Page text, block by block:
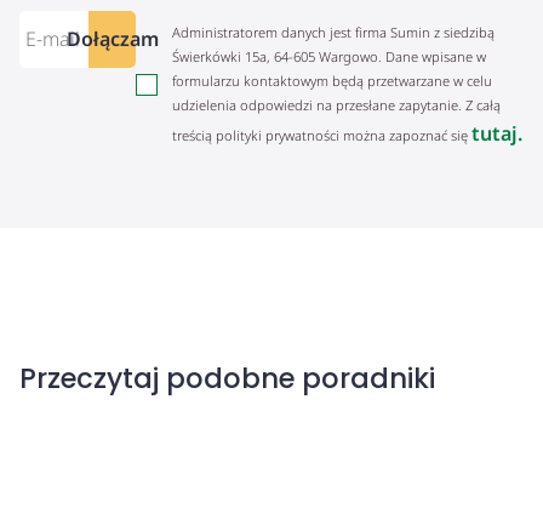
Dołączam
Administratorem danych jest firma Sumin z siedzibą
Świerkówki 15a, 64-605 Wargowo. Dane wpisane w
formularzu kontaktowym będą przetwarzane w celu
udzielenia odpowiedzi na przesłane zapytanie. Z całą
treścią polityki prywatności można zapoznać się tutaj.
Przeczytaj podobne poradniki